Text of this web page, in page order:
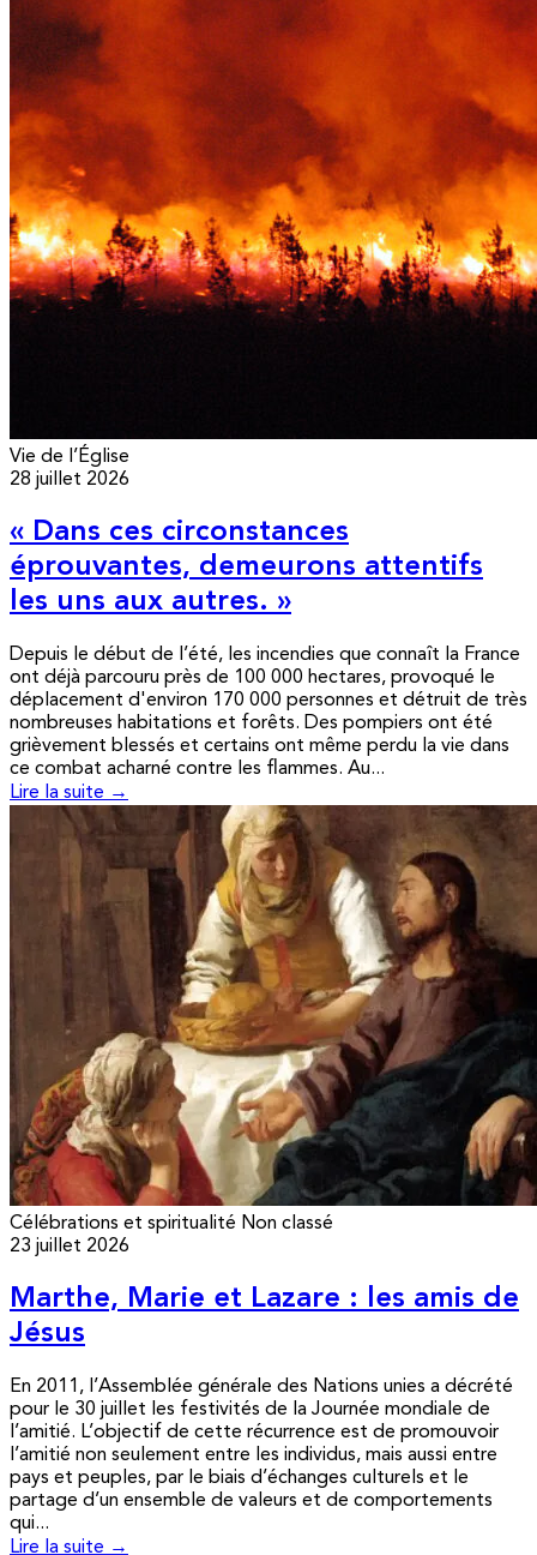
Vie de l’Église
28 juillet 2026
« Dans ces circonstances
éprouvantes, demeurons attentifs
les uns aux autres. »
Depuis le début de l’été, les incendies que connaît la France
ont déjà parcouru près de 100 000 hectares, provoqué le
déplacement d'environ 170 000 personnes et détruit de très
nombreuses habitations et forêts. Des pompiers ont été
grièvement blessés et certains ont même perdu la vie dans
ce combat acharné contre les flammes. Au...
Lire la suite →
Célébrations et spiritualité Non classé
23 juillet 2026
Marthe, Marie et Lazare : les amis de
Jésus
En 2011, l’Assemblée générale des Nations unies a décrété
pour le 30 juillet les festivités de la Journée mondiale de
l’amitié. L’objectif de cette récurrence est de promouvoir
l’amitié non seulement entre les individus, mais aussi entre
pays et peuples, par le biais d’échanges culturels et le
partage d’un ensemble de valeurs et de comportements
qui...
Lire la suite →